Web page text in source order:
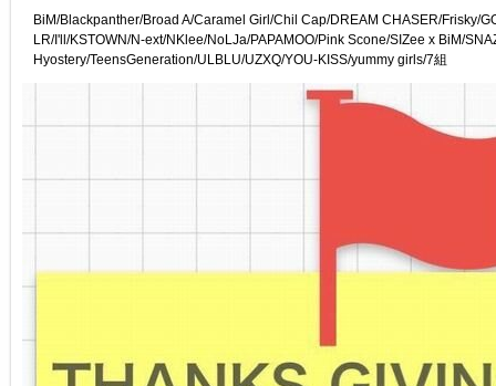
BiM/Blackpanther/Broad A/Caramel Girl/Chil Cap/DREAM CHASER/Frisky/
LR/I'll/KSTOWN/N-ext/NKlee/NoLJa/PAPAMOO/Pink Scone/SIZee x BiM/
Hyostery/TeensGeneration/ULBLU/UZXQ/YOU-KISS/yummy girls/7組